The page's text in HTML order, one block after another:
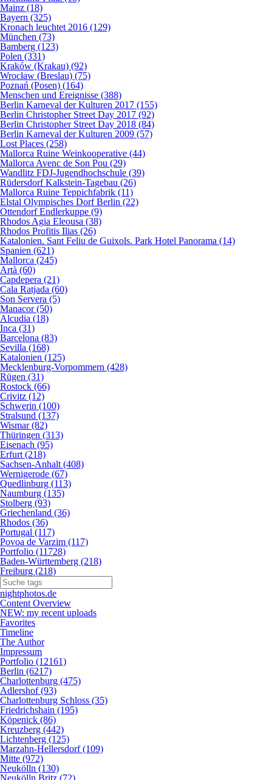
Mainz (18)
Bayern (325)
Kronach leuchtet 2016 (129)
München (73)
Bamberg (123)
Polen (331)
Kraków (Krakau) (92)
Wrocław (Breslau) (75)
Poznań (Posen) (164)
Menschen und Ereignisse (388)
Berlin Karneval der Kulturen 2017 (155)
Berlin Christopher Street Day 2017 (92)
Berlin Christopher Street Day 2018 (84)
Berlin Karneval der Kulturen 2009 (57)
Lost Places (258)
Mallorca Ruine Weinkooperative (44)
Mallorca Avenc de Son Pou (29)
Wandlitz FDJ-Jugendhochschule (39)
Rüdersdorf Kalkstein-Tagebau (26)
Mallorca Ruine Teppichfabrik (11)
Elstal Olympisches Dorf Berlin (22)
Ottendorf Endlerkuppe (9)
Rhodos Agia Eleousa (38)
Rhodos Profitis Ilias (26)
Katalonien. Sant Feliu de Guixols. Park Hotel Panorama (14)
Spanien (621)
Mallorca (245)
Artà (60)
Capdepera (21)
Cala Ratjada (60)
Son Servera (5)
Manacor (50)
Alcudia (18)
Inca (31)
Barcelona (83)
Sevilla (168)
Katalonien (125)
Mecklenburg-Vorpommern (428)
Rügen (31)
Rostock (66)
Crivitz (12)
Schwerin (100)
Stralsund (137)
Wismar (82)
Thüringen (313)
Eisenach (95)
Erfurt (218)
Sachsen-Anhalt (408)
Wernigerode (67)
Quedlinburg (113)
Naumburg (135)
Stolberg (93)
Griechenland (36)
Rhodos (36)
Portugal (117)
Povoa de Varzim (117)
Portfolio (11728)
Baden-Württemberg (218)
Freiburg (218)
nightphotos.de
Content Overview
NEW: my recent uploads
Favorites
Timeline
The Author
Impressum
Portfolio (12161)
Berlin (6217)
Charlottenburg (475)
Adlershof (93)
Charlottenburg Schloss (35)
Friedrichshain (195)
Köpenick (86)
Kreuzberg (442)
Lichtenberg (125)
Marzahn-Hellersdorf (109)
Mitte (972)
Neukölln (130)
Neukölln Britz (72)